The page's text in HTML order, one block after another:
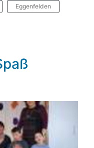
Eggenfelden